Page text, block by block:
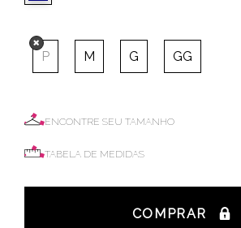
P M G GG
ENCONTRE SEU TAMANHO
TABELA DE MEDIDAS
COMPRAR